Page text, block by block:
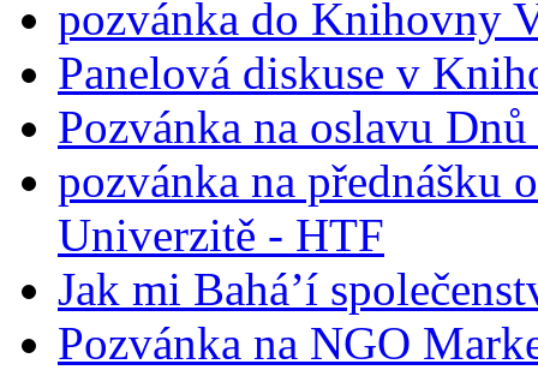
pozvánka do Knihovny
Panelová diskuse v
Pozvánka na oslavu
pozvánka na přednášku
Univerzitě - HTF
Jak mi Bahá’í
Pozvánka na NGO